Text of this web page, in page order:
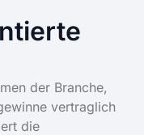
der Branche,
vertraglich
die